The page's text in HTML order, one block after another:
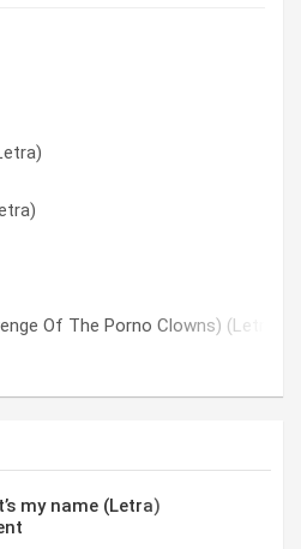
Of The Porno Clowns) (Letra)
Of The Porno Clowns) (Letra)
Of The Porno Clowns) (Letra)
my name (Letra)